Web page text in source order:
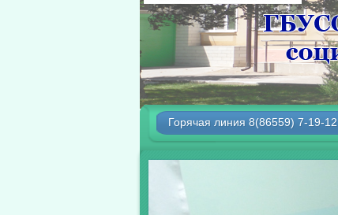
Горячая линия 8(86559) 7-19-12